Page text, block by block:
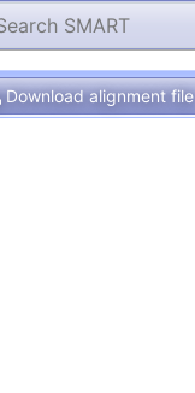
Download alignment file